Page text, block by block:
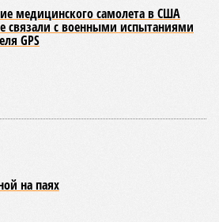
сердечной мышцы) и нейроны
гораздо более подвержены
деления и размножения
её невозможно. Когда они
отказывают сердце и мозг,
к смерти. Авторы исследования
«критическими точками
жизни».
в тумане
несчастная печень, вынужденная
и прочий алкоголь на
бы прожить десятки тысяч лет!